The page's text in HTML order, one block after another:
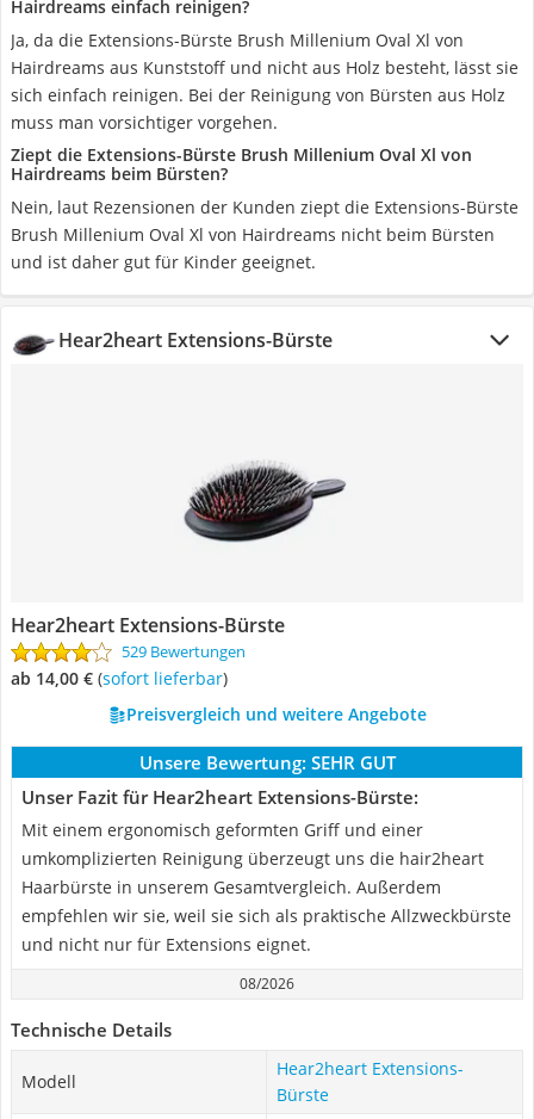
Hairdreams einfach reinigen?
Ja, da die Extensions-Bürste Brush Millenium Oval Xl von
Hairdreams aus Kunststoff und nicht aus Holz besteht, lässt sie
sich einfach reinigen. Bei der Reinigung von Bürsten aus Holz
muss man vorsichtiger vorgehen.
Ziept die Extensions-Bürste Brush Millenium Oval Xl von
Hairdreams beim Bürsten?
Nein, laut Rezensionen der Kunden ziept die Extensions-Bürste
Brush Millenium Oval Xl von Hairdreams nicht beim Bürsten
und ist daher gut für Kinder geeignet.
Hear2heart Extensions-Bürste
Hear2heart Extensions-Bürste
529 Bewertungen
ab 14,00 € ( Sofort lieferbar)
Preisvergleich und weitere Angebote
Unsere Bewertung: SEHR GUT
Unser Fazit für Hear2heart Extensions-Bürste:
Mit einem ergonomisch geformten Griff und einer
umkomplizierten Reinigung überzeugt uns die hair2heart
Haarbürste in unserem Gesamtvergleich. Außerdem
empfehlen wir sie, weil sie sich als praktische Allzweckbürste
und nicht nur für Extensions eignet.
08/2026
Technische Details
Modell
Hear2heart Extensions-
Bürste